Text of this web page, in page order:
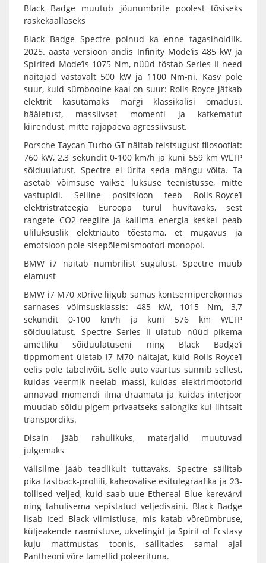
Black Badge muutub jõunumbrite poolest tõsiseks
raskekaallaseks
Black Badge Spectre polnud ka enne tagasihoidlik.
2025. aasta versioon andis Infinity Mode’is 485 kW ja
Spirited Mode’is 1075 Nm, nüüd tõstab Series II need
näitajad vastavalt 500 kW ja 1100 Nm-ni. Kasv pole
suur, kuid sümboolne kaal on suur: Rolls-Royce jätkab
elektrit kasutamaks margi klassikalisi omadusi,
hääletust, massiivset momenti ja katkematut
kiirendust, mitte rajapäeva agressiivsust.
Porsche Taycan Turbo GT näitab teistsugust filosoofiat:
760 kW, 2,3 sekundit 0-100 km/h ja kuni 559 km WLTP
sõiduulatust. Spectre ei ürita seda mängu võita. Ta
asetab võimsuse vaikse luksuse teenistusse, mitte
vastupidi. Selline positsioon teeb Rolls-Royce’i
elektristrateegia Euroopa turul huvitavaks, sest
rangete CO2-reeglite ja kallima energia keskel peab
üliluksuslik elektriauto tõestama, et mugavus ja
emotsioon pole sisepõlemismootori monopol.
BMW i7 näitab numbrilist sugulust, Spectre müüb
elamust
BMW i7 M70 xDrive liigub samas kontserniperekonnas
sarnases võimsusklassis: 485 kW, 1015 Nm, 3,7
sekundit 0-100 km/h ja kuni 576 km WLTP
sõiduulatust. Spectre Series II ulatub nüüd pikema
ametliku sõiduulatuseni ning Black Badge’i
tippmoment ületab i7 M70 näitajat, kuid Rolls-Royce’i
eelis pole tabelivõit. Selle auto väärtus sünnib sellest,
kuidas veermik neelab massi, kuidas elektrimootorid
annavad momendi ilma draamata ja kuidas interjöör
muudab sõidu pigem privaatseks salongiks kui lihtsalt
transpordiks.
Disain jääb rahulikuks, materjalid muutuvad
julgemaks
Välisilme jääb teadlikult tuttavaks. Spectre säilitab
pika fastback-profiili, kaheosalise esitulegraafika ja 23-
tollised veljed, kuid saab uue Ethereal Blue kerevärvi
ning tahulisema sepistatud veljedisaini. Black Badge
lisab Iced Black viimistluse, mis katab võreümbruse,
küljeakende raamistuse, ukselingid ja Spirit of Ecstasy
kuju mattmustas toonis, säilitades samal ajal
Pantheoni võre lamellid poleerituna.